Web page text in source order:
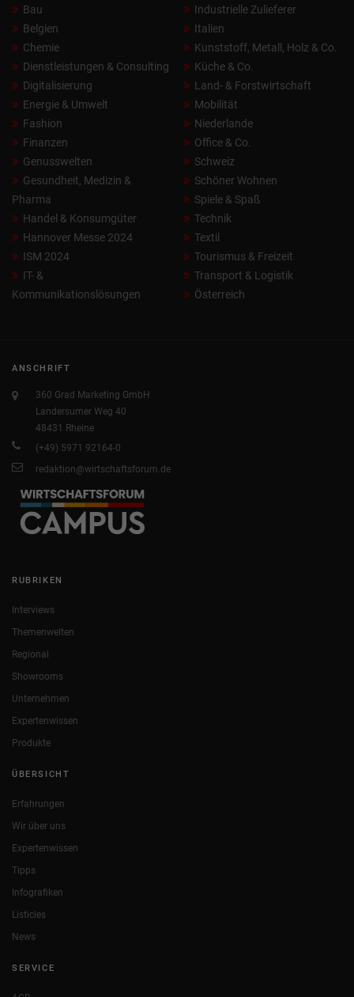
Bau
Belgien
Chemie
Dienstleistungen & Consulting
Digitalisierung
Energie & Umwelt
Fashion
Finanzen
Genusswelten
Gesundheit, Medizin &
Pharma
Handel & Konsumgüter
Hannover Messe 2024
ISM 2024
IT- &
Kommunikationslösungen
Industrielle Zulieferer
Italien
Kunststoff, Metall, Holz & Co.
Küche & Co.
Land- & Forstwirtschaft
Mobilität
Niederlande
Office & Co.
Schweiz
Schöner Wohnen
Spiele & Spaß
Technik
Textil
Tourismus & Freizeit
Transport & Logistik
Österreich
ANSCHRIFT
360 Grad Marketing GmbH
Landersumer Weg 40
48431 Rheine
(+49) 5971 92164-0
redaktion@wirtschaftsforum.de
RUBRIKEN
Interviews
Themenwelten
Regional
Showrooms
Unternehmen
Expertenwissen
Produkte
ÜBERSICHT
Erfahrungen
Wir über uns
Expertenwissen
Tipps
Infografiken
Listicles
News
SERVICE